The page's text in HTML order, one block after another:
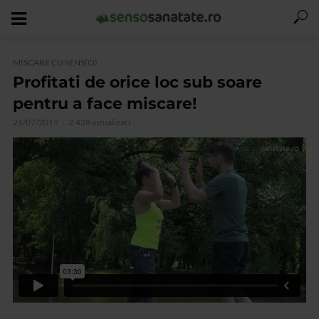
MISCARE CU SENS(O)
Profitati de orice loc sub soare
pentru a face miscare!
26/07/2019 2.428 vizualizari